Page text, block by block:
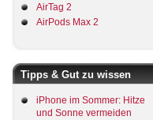
AirTag 2
AirPods Max 2
Tipps & Gut zu wissen
iPhone im Sommer: Hitze
und Sonne vermeiden